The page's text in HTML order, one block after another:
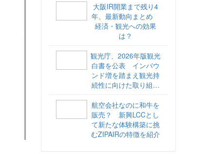
海外DMOのリアル
vol.6】
大阪IR開業まで残り4
年、最新動向まとめ
経済・観光への効果
は？
観光庁、2026年版観光
白書を公表 インバウ
ンド増を踏まえ観光持
続性に向けた取り組み
航空会社なのに和牛を
販売？ 新興LCCとし
て新たな体験構築に挑
むZIPAIRの特徴を紹介